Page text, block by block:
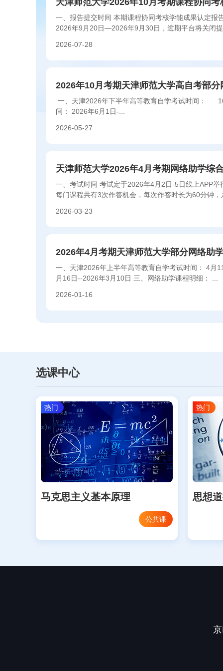
一、报告提交时间 本期课程协同考核学能成果认定报
2026年9月20日—2026年9月30日，逾期平台将关闭
2026-07-28
2026年10月考期天津师范大学高自考部
一、天津2026年下半年高等教育自学考试时间：
间： 2026年6月1日-...
2026-05-27
天津师范大学2026年4月考期网络助学综
一、考试时间 考试定于2026年4月2日-5日线上APP
每门课程共有3次作答机会，每次作答时长为60分钟
2026-03-23
2026年4月考期天津师范大学部分网络助
一、天津2026年上半年高等教育自学考试时间： 4月
2026-01-16
选课中心
热门
马克思主义基本原理
公共课
热门
思想